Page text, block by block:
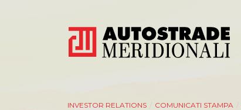
INVESTOR RELATIONS COMUNICATI STAMPA